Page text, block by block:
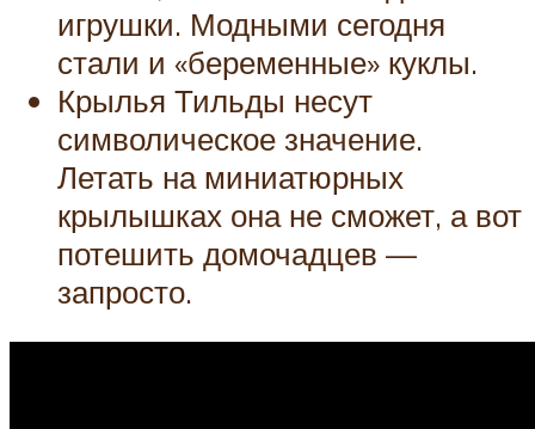
игрушки. Модными сегодня
стали и «беременные» куклы.
Крылья Тильды несут
символическое значение.
Летать на миниатюрных
крылышках она не сможет, а вот
потешить домочадцев —
запросто.